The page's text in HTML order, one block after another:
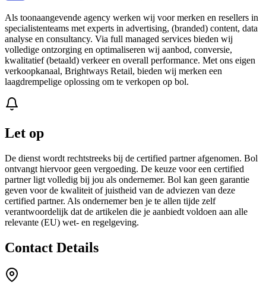
Als toonaangevende agency werken wij voor merken en resellers in
specialistenteams met experts in advertising, (branded) content, data
analyse en consultancy. Via full managed services bieden wij
volledige ontzorging en optimaliseren wij aanbod, conversie,
kwalitatief (betaald) verkeer en overall performance. Met ons eigen
verkoopkanaal, Brightways Retail, bieden wij merken een
laagdrempelige oplossing om te verkopen op bol.
Let op
De dienst wordt rechtstreeks bij de certified partner afgenomen. Bol
ontvangt hiervoor geen vergoeding. De keuze voor een certified
partner ligt volledig bij jou als ondernemer. Bol kan geen garantie
geven voor de kwaliteit of juistheid van de adviezen van deze
certified partner. Als ondernemer ben je te allen tijde zelf
verantwoordelijk dat de artikelen die je aanbiedt voldoen aan alle
relevante (EU) wet- en regelgeving.
Contact Details